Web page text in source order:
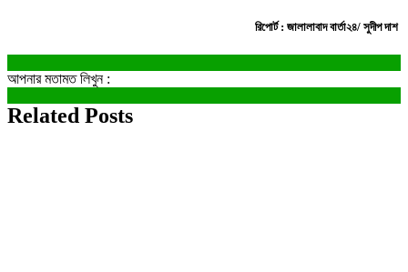
রিপোর্ট : জালালাবাদ বার্তা২৪/ সুদীপ দাশ
আপনার মতামত লিখুন :
Related Posts